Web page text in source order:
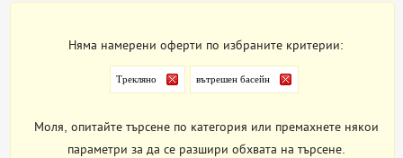
Няма намерени оферти по избраните критерии:
Трекляно вътрешен басейн
Моля, опитайте търсене по категория или премахнете някои
параметри за да се разшири обхвата на търсене.